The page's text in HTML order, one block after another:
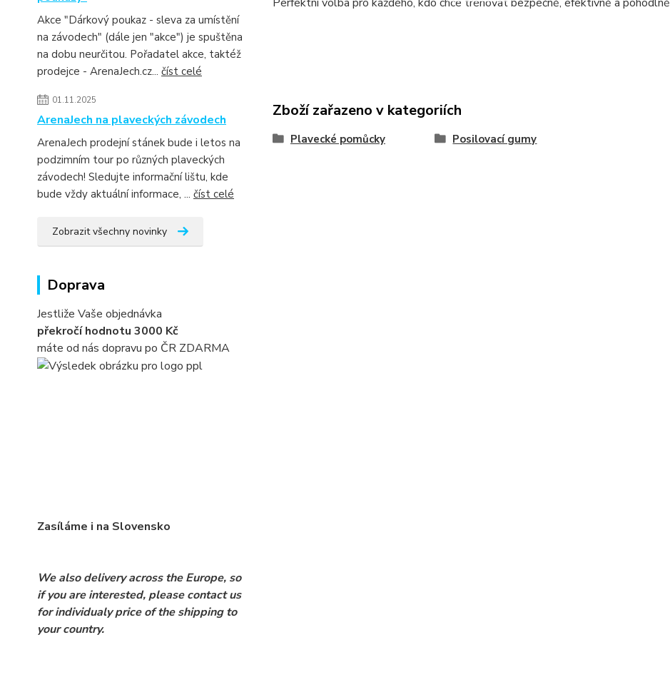
Akce "Dárkový poukaz - sleva za umístění
na závodech" (dále jen "akce") je spuštěna
na dobu neurčitou. Pořadatel akce, taktéž
prodejce - ArenaJech.cz... číst celé
01.11.2025
ArenaJech na plaveckých závodech
ArenaJech prodejní stánek bude i letos na
podzimním tour po různých plaveckých
závodech! Sledujte informační lištu, kde
bude vždy aktuální informace, ... číst celé
Zobrazit všechny novinky
Doprava
Jestliže Vaše objednávka
překročí hodnotu 3000 Kč
máte od nás dopravu po ČR ZDARMA
Zasíláme i na Slovensko
We also delivery across the Europe, so
if you are interested, please contact us
for individualy price of the shipping to
your country.
Zboží zařazeno v kategoriích
Plavecké pomůcky Posilovací gumy